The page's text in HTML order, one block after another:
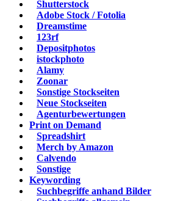
Shutterstock
Adobe Stock / Fotolia
Dreamstime
123rf
Depositphotos
istockphoto
Alamy
Zoonar
Sonstige Stockseiten
Neue Stockseiten
Agenturbewertungen
Print on Demand
Spreadshirt
Merch by Amazon
Calvendo
Sonstige
Keywording
Suchbegriffe anhand Bilder